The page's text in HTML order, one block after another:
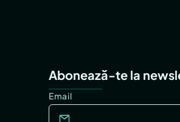
Abonează-te la
Email